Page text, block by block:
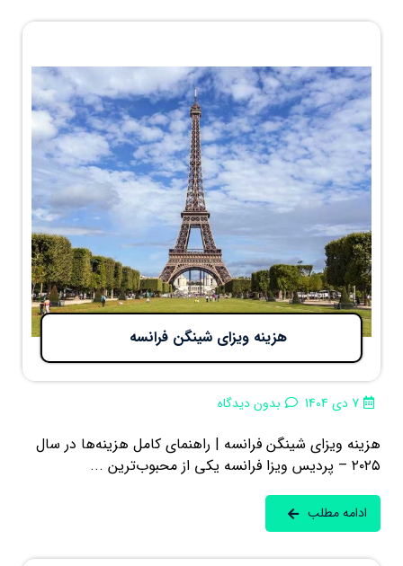
هزینه ویزای شینگن فرانسه
7 دی 1404 بدون دیدگاه
هزینه ویزای شینگن فرانسه | راهنمای کامل هزینه‌ها در سال
۲۰۲۵ – پردیس ویزا فرانسه یکی از محبوب‌ترین ...
ادامه مطلب